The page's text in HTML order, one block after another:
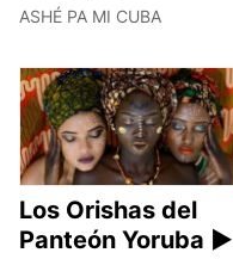
ASHÉ PA MI CUBA
Los Orishas del
Panteón Yoruba ►